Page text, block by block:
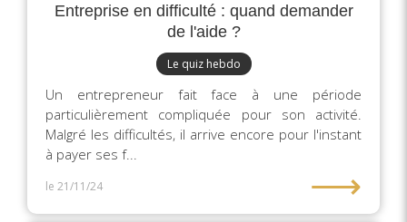
Entreprise en difficulté : quand demander
de l'aide ?
Le quiz hebdo
Un entrepreneur fait face à une période
particulièrement compliquée pour son activité.
Malgré les difficultés, il arrive encore pour l'instant
à payer ses f...
le 21/11/24 ⟶